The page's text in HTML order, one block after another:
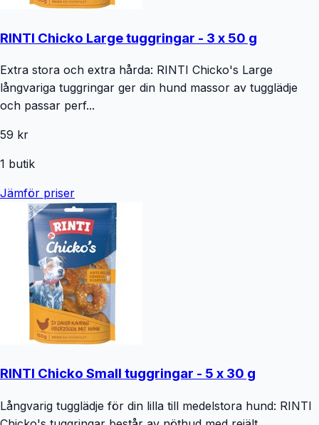
RINTI Chicko Large tuggringar - 3 x 50 g
Extra stora och extra hårda: RINTI Chicko's Large
långvariga tuggringar ger din hund massor av tugglädje
och passar perf...
59 kr
1 butik
Jämför priser
RINTI Chicko Small tuggringar - 5 x 30 g
Långvarig tugglädje för din lilla till medelstora hund: RINTI